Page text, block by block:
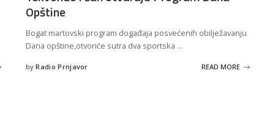
Opštine
Bogat martovski program događaja posvećenih obilježavanju
Dana opštine,otvoriće sutra dva sportska ...
Posted
by Radio Prnjavor READ MORE